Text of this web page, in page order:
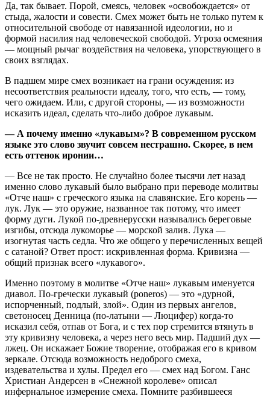
Да, так бывает. Порой, смеясь, человек «освобождается» от
стыда, жалости и совести. Смех может быть не только путем к
относительной свободе от навязанной идеологии, но и
формой насилия над человеческой свободой. Угроза осмеяния
— мощный рычаг воздействия на человека, упорствующего в
своих взглядах.
В падшем мире смех возникает на грани осуждения: из
несоответствия реальности идеалу, того, что есть, — тому,
чего ожидаем. Или, с другой стороны, — из возможности
исказить идеал, сделать что-либо доброе лукавым.
— А почему именно «лукавым»? В современном русском
языке это слово звучит совсем нестрашно. Скорее, в нем
есть оттенок иронии…
— Все не так просто. Не случайно более тысячи лет назад
именно слово лукавый было выбрано при переводе молитвы
«Отче наш» с греческого языка на славянские. Его корень —
лук. Лук — это оружие, названное так потому, что имеет
форму дуги. Лукой по-древнерусски назывались береговые
изгибы, отсюда лукоморье — морской залив. Лука —
изогнутая часть седла. Что же общего у перечисленных вещей
с сатаной? Ответ прост: искривленная форма. Кривизна —
общий признак всего «лукавого».
Именно поэтому в молитве «Отче наш» лукавым именуется
диавол. По-гречески лукавый (poneros) — это «дурной,
испорченный, подлый, злой». Один из первых ангелов,
светоносец Денница (по-латыни — Люцифер) когда-то
исказил себя, отпав от Бога, и с тех пор стремится втянуть в
эту кривизну человека, а через него весь мир. Падший дух —
лжец. Он искажает Божие творение, отображая его в кривом
зеркале. Отсюда возможность недоброго смеха,
издевательства и хулы. Предел его — смех над Богом. Ганс
Христиан Андерсен в «Снежной королеве» описал
инфернальное измерение смеха. Помните разбившееся